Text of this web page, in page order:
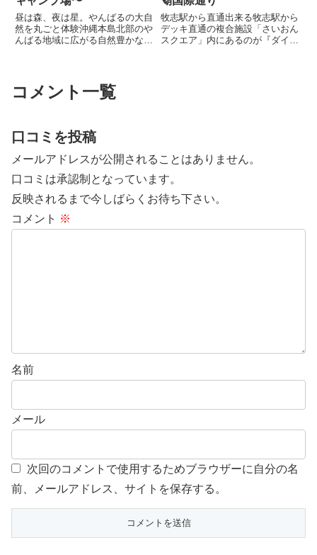
昼は森、夜は星。やんばるの大自
然を丸ごと体験沖縄本島北部のや
んばる地域に広がる自然豊かな
ンボなどの生き物を観察しながら
森林浴を楽しめます。キャンプサ
牧志駅から直通出来る牧志駅から
デッキ直通の複合施設「さいおん
スクエア」内にあるのが『ダイワ
コメント一覧
口コミを投稿
メールアドレスが公開されることはありません。
口コミは承認制となっています。
反映されるまで今しばらくお待ち下さい。
コメント ※
名前
メール
次回のコメントで使用するためブラウザーに自分の名
前、メールアドレス、サイトを保存する。